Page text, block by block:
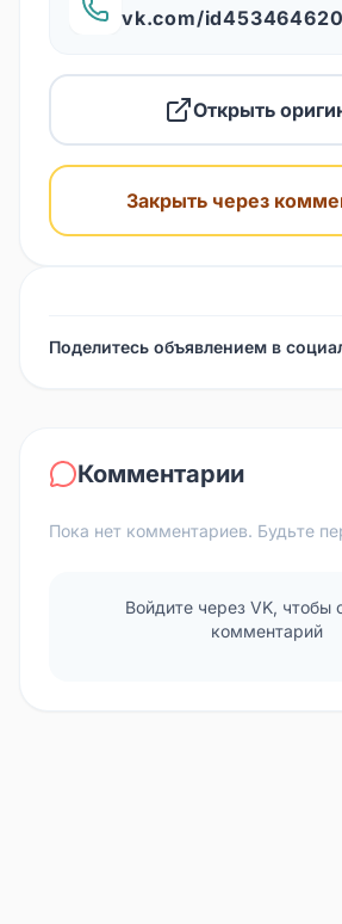
vk.com/id453464620
Открыть
Закрыть через
Поделитесь объявлением в
Комментарии
Пока нет комментариев. Будьте
Войдите через VK, чтобы
комментарий